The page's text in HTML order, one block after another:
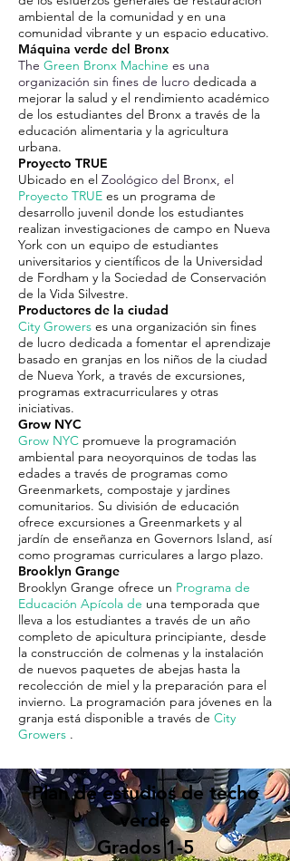
ambiental de la comunidad y en una
comunidad vibrante y un espacio educativo.
Máquina verde del Bronx
The Green Bronx Machine es una
organización sin fines de lucro dedicada a
mejorar la salud y el rendimiento académico
de los estudiantes del Bronx a través de la
educación alimentaria y la agricultura
urbana.
Proyecto TRUE
Ubicado en el Zoológico del Bronx, el
Proyecto TRUE es un programa de
desarrollo juvenil donde los estudiantes
realizan investigaciones de campo en Nueva
York con un equipo de estudiantes
universitarios y científicos de la Universidad
de Fordham y la Sociedad de Conservación
de la Vida Silvestre.
Productores de la ciudad
City Growers es una organización sin fines
de lucro dedicada a fomentar el aprendizaje
basado en granjas en los niños de la ciudad
de Nueva York, a través de excursiones,
programas extracurriculares y otras
iniciativas.
Grow NYC
Grow NYC promueve la programación
ambiental para neoyorquinos de todas las
edades a través de programas como
Greenmarkets, compostaje y jardines
comunitarios. Su división de educación
ofrece excursiones a Greenmarkets y al
jardín de enseñanza en Governors Island, así
como programas curriculares a largo plazo.
Brooklyn Grange
Brooklyn Grange ofrece un Programa de
Educación Apícola de una temporada que
lleva a los estudiantes a través de un año
completo de apicultura principiante, desde
la construcción de colmenas y la instalación
de nuevos paquetes de abejas hasta la
recolección de miel y la preparación para el
invierno. La programación para jóvenes en la
granja está disponible a través de City
Growers .
Plan de estudios de techo
verde
Grados 1-5